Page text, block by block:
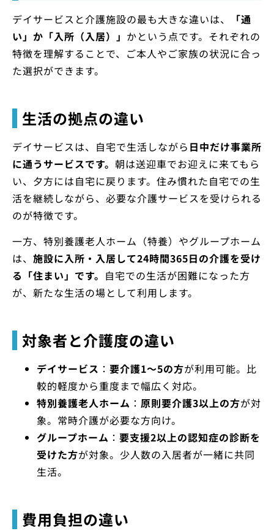
デイサービスと介護施設の最も大きな違いは、
「通
い」か「入所（入居）」 かという点です。それぞれの
特徴を理解することで、ご本人やご家族の状況に合っ
た選択ができます。
生活の拠点の違い
デイサービスは、自宅で生活しながら 日中だけ事業所
に通うサービスです。 朝は送迎車でお迎えに来てもら
い、夕方には自宅に戻ります。住み慣れた自宅での生
活を継続しながら、必要な介護サービスを受けられる
のが特徴です。
一方、特別養護老人ホーム（特養）やグループホーム
は、 施設に入所・入居して24時間365日の介護を受け
る「住まい」です。 自宅での生活が困難になった方
が、新たな生活の場として利用します。
対象者と介護度の違い
デイサービス ： 要介護1～5の方が利用可能。比
較的軽度から重度まで幅広く対応。
特別養護老人ホーム ： 原則要介護3以上の方が対
象。常時介護が必要な方向け。
グループホーム ： 要支援2以上の認知症の診断を
受けた方が対象。少人数の入居者が一緒に共同
生活。
費用負担の違い